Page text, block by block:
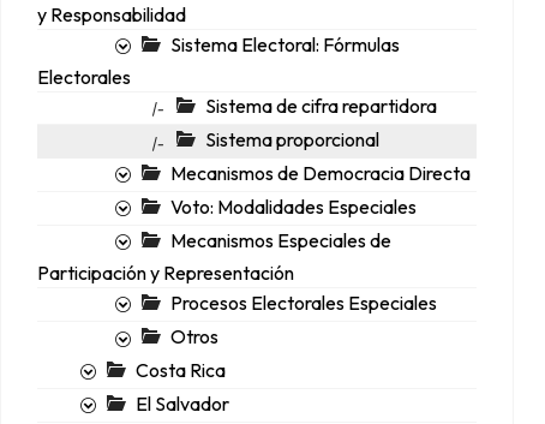
y Responsabilidad
Sistema Electoral: Fórmulas
Electorales
|- Sistema de cifra repartidora
|-
Sistema proporcional
Mecanismos de Democracia Directa
Voto: Modalidades Especiales
Mecanismos Especiales de
Participación y Representación
Procesos Electorales Especiales
Otros
Costa Rica
El Salvador